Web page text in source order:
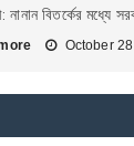
বিতর্কের মধ্যে
October 28